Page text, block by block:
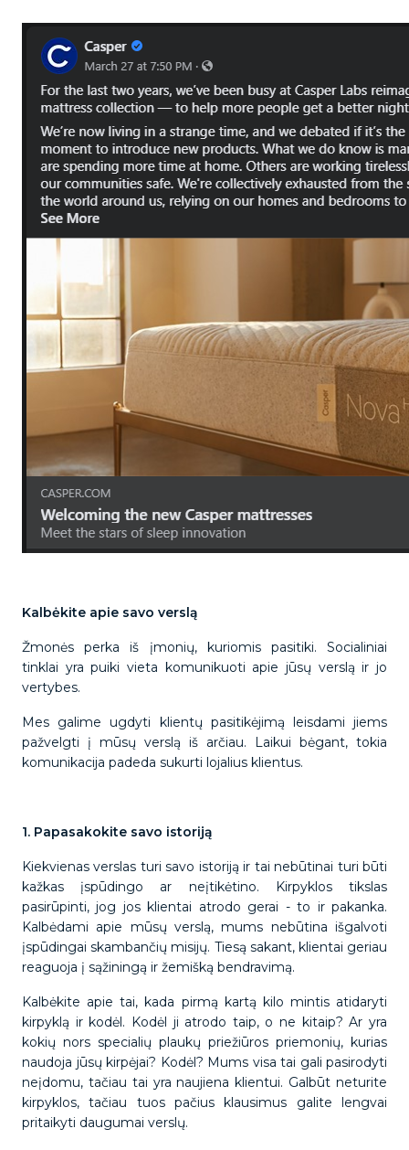
Kalbėkite apie savo verslą
Žmonės perka iš įmonių, kuriomis pasitiki. Socialiniai
tinklai yra puiki vieta komunikuoti apie jūsų verslą ir jo
vertybes.
Mes galime ugdyti klientų pasitikėjimą leisdami jiems
pažvelgti į mūsų verslą iš arčiau. Laikui bėgant, tokia
komunikacija padeda sukurti lojalius klientus.
1. Papasakokite savo istoriją
Kiekvienas verslas turi savo istoriją ir tai nebūtinai turi būti
kažkas įspūdingo ar neįtikėtino. Kirpyklos tikslas
pasirūpinti, jog jos klientai atrodo gerai - to ir pakanka.
Kalbėdami apie mūsų verslą, mums nebūtina išgalvoti
įspūdingai skambančių misijų. Tiesą sakant, klientai geriau
reaguoja į sąžiningą ir žemišką bendravimą.
Kalbėkite apie tai, kada pirmą kartą kilo mintis atidaryti
kirpyklą ir kodėl. Kodėl ji atrodo taip, o ne kitaip? Ar yra
kokių nors specialių plaukų priežiūros priemonių, kurias
naudoja jūsų kirpėjai? Kodėl? Mums visa tai gali pasirodyti
neįdomu, tačiau tai yra naujiena klientui. Galbūt neturite
kirpyklos, tačiau tuos pačius klausimus galite lengvai
pritaikyti daugumai verslų.